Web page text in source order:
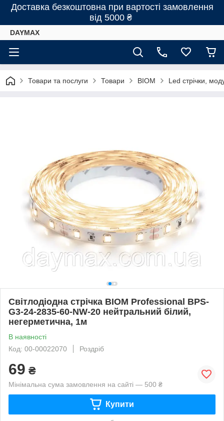
Доставка безкоштовна при вартості замовлення
від 5000 ₴
DAYMAX
Товари та послуги Товари BIOM Led стрічки,
Світлодіодна стрічка BIOM Professional BPS-
G3-24-2835-60-NW-20 нейтральний білий,
негерметична, 1м
В наявності
Код: 00-00022070
Роздріб
69 ₴
Мінімальна сума замовлення на сайті — 500 ₴
Купити